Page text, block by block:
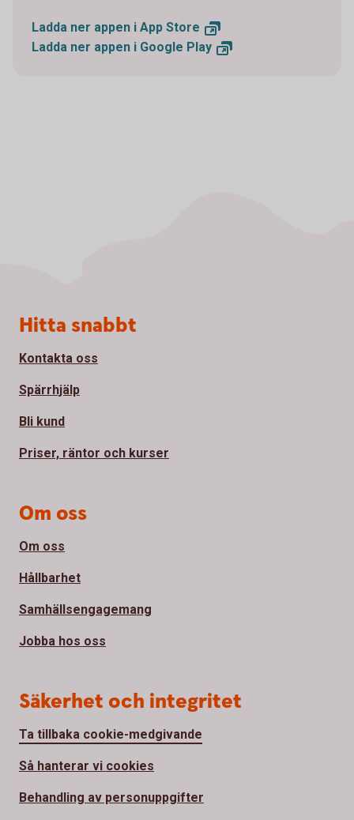
Ladda ner appen i App Store
Ladda ner appen i Google Play
Sidfot
Hitta snabbt
Kontakta oss
Spärrhjälp
Bli kund
Priser, räntor och kurser
Om oss
Om oss
Hållbarhet
Samhällsengagemang
Jobba hos oss
Säkerhet och integritet
Ta tillbaka cookie-medgivande
Så hanterar vi cookies
Behandling av personuppgifter